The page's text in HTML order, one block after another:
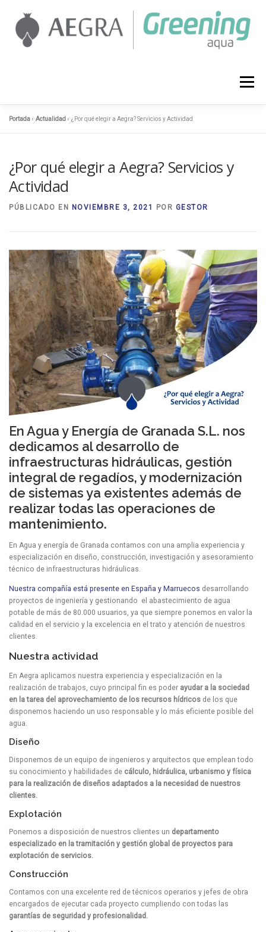
contenido
Menú
ACTUALIDAD
Portada»Actualidad »¿Por qué elegir a Aegra? Servicios y Actividad
¿Por qué elegir a Aegra? Servicios y
Actividad
PÚBLICADO EN NOVIEMBRE 3, 2021 POR GESTOR
En Agua y Energía de Granada S.L. nos
dedicamos al desarrollo de
infraestructuras hidráulicas, gestión
integral de regadíos, y modernización
de sistemas ya existentes además de
realizar todas las operaciones de
mantenimiento.
En Agua y energía de Granada contamos con una amplia experiencia y
especialización en diseño, construcción, investigación y asesoramiento
técnico de infraestructuras hidráulicas.
Nuestra compañía está presente en España y Marruecos desarrollando
proyectos de ingeniería y gestionando el abastecimiento de agua
potable de más de 80.000 usuarios, ya que siempre ponemos en valor la
calidad en el servicio y la excelencia en el trato y atención de nuestros
clientes.
Nuestra actividad
En Aegra aplicamos nuestra experiencia y especialización en la
realización de trabajos, cuyo principal fin es poder ayudar a la sociedad
en la tarea del aprovechamiento de los recursos hídricos de los que
disponemos haciendo un uso responsable y lo más eficiente posible del
agua.
Diseño
Disponemos de un equipo de ingenieros y arquitectos que emplean todo
su conocimiento y habilidades de cálculo, hidráulica, urbanismo y física
para la realización de diseños adaptados a la necesidad de nuestros
clientes.
Explotación
Ponemos a disposición de nuestros clientes un departamento
especializado en la tramitación y gestión global de proyectos para
explotación de servicios.
Construcción
Contamos con una excelente red de técnicos operarios y jefes de obra
encargados de ejecutar cada proyecto cumpliendo con todas las
garantías de seguridad y profesionalidad.